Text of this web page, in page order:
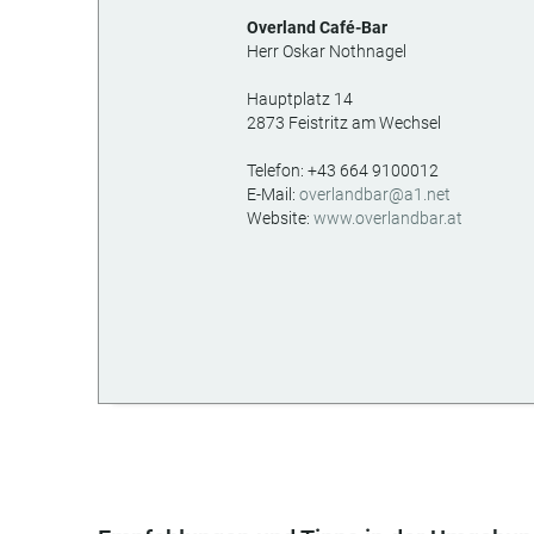
Overland Café-Bar
Herr Oskar Nothnagel
Hauptplatz 14
2873 Feistritz am Wechsel
Telefon: +43 664 9100012
E-Mail: overlandbar@a1.net
Website: www.overlandbar.at